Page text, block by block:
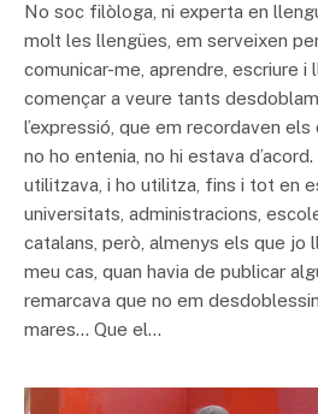
No soc filòloga, ni experta en
molt les llengües, em serveixen
comunicar-me, aprendre, escriure i
començar a veure tants
l’expressió, que em recordaven els
no ho entenia, no hi estava
utilitzava, i ho utilitza, fins i tot en
universitats, administracions,
catalans, però, almenys els que jo
meu cas, quan havia de publicar
remarcava que no em
mares… Que el…